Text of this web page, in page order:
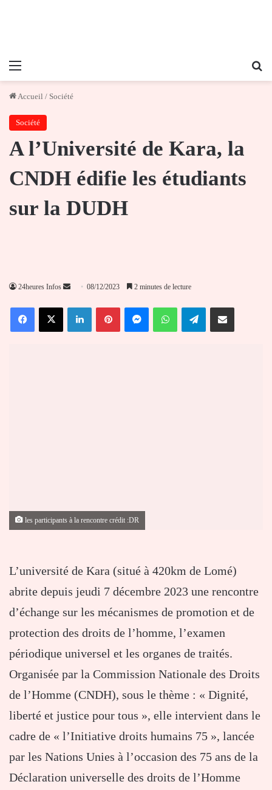
Menu
Accueil / Société
Société
A l’Université de Kara, la
CNDH édifie les étudiants
sur la DUDH
24heures Infos
Envoyer
courriel
08/12/2023 2 minutes de lecture
FacebookX LinkedinPinterestMessengerWhatsAppTelegramPartager par email
les participants à la rencontre crédit :DR
L’université de Kara (situé à 420km de Lomé)
abrite depuis jeudi 7 décembre 2023 une rencontre
d’échange sur les mécanismes de promotion et de
protection des droits de l’homme, l’examen
périodique universel et les organes de traités.
Organisée par la Commission Nationale des Droits
de l’Homme (CNDH), sous le thème : « Dignité,
liberté et justice pour tous », elle intervient dans le
cadre de « l’Initiative droits humains 75 », lancée
par les Nations Unies à l’occasion des 75 ans de la
Déclaration universelle des droits de l’Homme